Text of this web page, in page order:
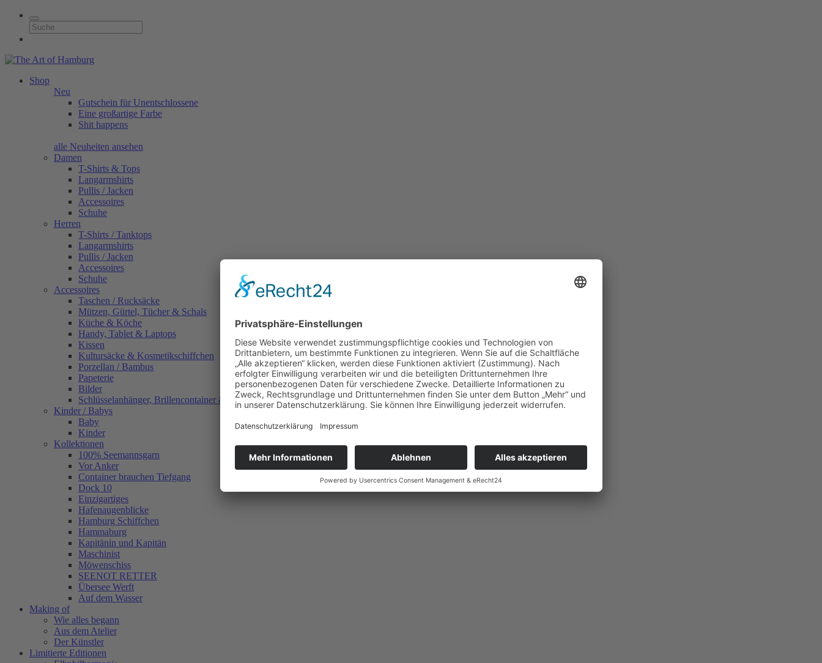
Shop
Neu
Gutschein für Unentschlossene
Eine großartige Farbe
Shit happens
alle Neuheiten ansehen
Damen
T-Shirts & Tops
Langarmshirts
Pullis / Jacken
Accessoires
Schuhe
Herren
T-Shirts / Tanktops
Langarmshirts
Pullis / Jacken
Accessoires
Schuhe
Accessoires
Taschen / Rucksäcke
Mützen, Gürtel, Tücher & Schals
Küche & Köche
Handy, Tablet & Laptops
Kissen
Kultursäcke & Kosmetikschiffchen
Porzellan / Bambus
Papeterie
Bilder
Schlüsselanhänger, Brillencontainer & mehr
Kinder / Babys
Baby
Kinder
Kollektionen
100% Seemannsgarn
Vor Anker
Container brauchen Tiefgang
Dock 10
Einzigartiges
Hafenaugen­blicke
Hamburg Schiffchen
Hammaburg
Kapitänin und Kapitän
Maschinist
Möwenschiss
SEENOT RETTER
Übersee Werft
Auf dem Wasser
Making of
Wie alles begann
Aus dem Atelier
Der Künstler
Limitierte Editionen